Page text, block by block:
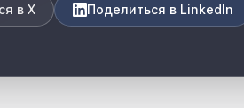
в X Поделиться в LinkedIn